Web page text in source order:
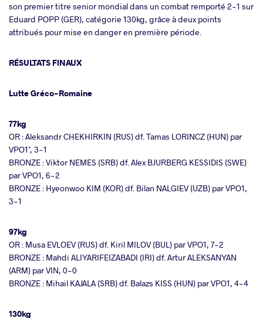
son premier titre senior mondial dans un combat remporté 2-1 sur
Eduard POPP (GER), catégorie 130kg, grâce à deux points
attribués pour mise en danger en première période.
RÉSULTATS FINAUX
Lutte Gréco-Romaine
77kg
OR : Aleksandr CHEKHIRKIN (RUS) df. Tamas LORINCZ (HUN) par
VPO1*, 3-1
BRONZE : Viktor NEMES (SRB) df. Alex BJURBERG KESSIDIS (SWE)
par VPO1, 6-2
BRONZE : Hyeonwoo KIM (KOR) df. Bilan NALGIEV (UZB) par VPO1,
3-1
97kg
OR : Musa EVLOEV (RUS) df. Kiril MILOV (BUL) par VPO1, 7-2
BRONZE : Mahdi ALIYARIFEIZABADI (IRI) df. Artur ALEKSANYAN
(ARM) par VIN, 0-0
BRONZE : Mihail KAJALA (SRB) df. Balazs KISS (HUN) par VPO1, 4-4
130kg